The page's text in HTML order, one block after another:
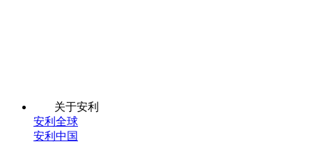
关于安利
安利全球
安利中国